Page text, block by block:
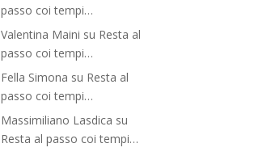
passo coi tempi…
Valentina Maini su Resta al
passo coi tempi…
Fella Simona su Resta al
passo coi tempi…
Massimiliano Lasdica su
Resta al passo coi tempi…